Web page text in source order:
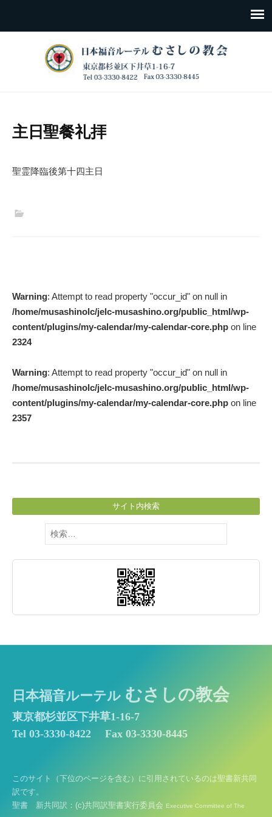
主日聖餐礼拝
聖霊降臨後第十四主日
navigation
Warning: Attempt to read property "occur_id" on null in
/home/musashinolc/jelc-musashino.org/public_html/wp-
content/plugins/my-calendar/my-calendar-core.php on line
2324
Warning: Attempt to read property "occur_id" on null in
/home/musashinolc/jelc-musashino.org/public_html/wp-
content/plugins/my-calendar/my-calendar-core.php on line
2357
サイト内検索
検
索:
日本福音ルーテル むさしの教会
東京都杉並区下井草1-16-7
Tel 03-3330-8422
Fax 03-3330-8445
このサイト（下位のページを含む）に引用されているのは聖書新共同
訳です。
聖書 新共同訳：(c)共同訳聖書実行委員会 Executive Committee of The